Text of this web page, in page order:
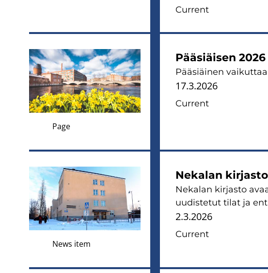
Current
Page
Pääsiäisen
Pääsiäinen
17.3.2026
Current
News item
Nekalan
Nekalan kirjasto
uudistetut tilat ja
2.3.2026
Current